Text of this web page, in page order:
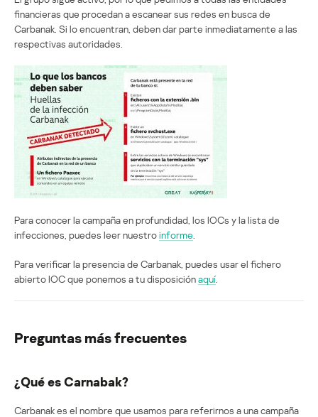
financieras que procedan a escanear sus redes en busca de
Carbanak. Si lo encuentran, deben dar parte inmediatamente a las
respectivas autoridades.
Para conocer la campaña en profundidad, los IOCs y la lista de
infecciones, puedes leer nuestroinforme
Para verificar la presencia de Carbanak, puedes usar el fichero
abierto IOC que ponemos a tu disposiciónaquí.
Preguntas más frecuentes
¿Qué es Carnabak?
Carbanak es el nombre que usamos para referirnos a una campaña